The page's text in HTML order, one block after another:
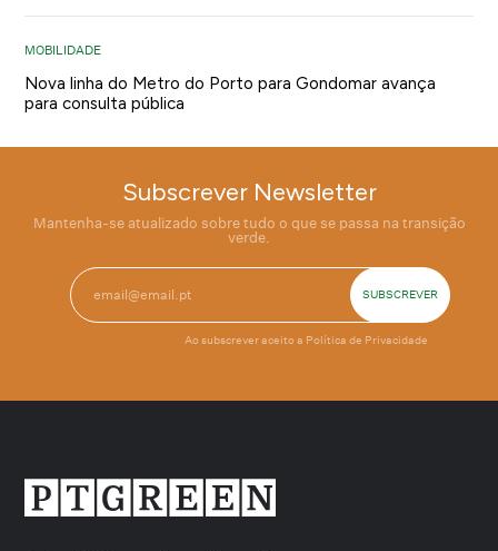
MOBILIDADE
Nova linha do Metro do Porto para Gondomar avança
para consulta pública
Subscrever Newsletter
Mantenha-se atualizado sobre tudo o que se passa na transição
verde.
Ao subscrever aceito a Política de Privacidade